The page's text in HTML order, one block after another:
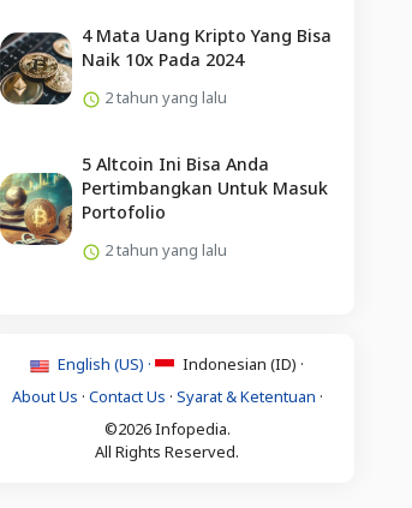
4 Mata Uang Kripto Yang Bisa
Naik 10x Pada 2024
2 tahun yang lalu
5 Altcoin Ini Bisa Anda
Pertimbangkan Untuk Masuk
Portofolio
2 tahun yang lalu
English (US) ·
Indonesian (ID) ·
About Us · Contact Us · Syarat & Ketentuan ·
©2026 Infopedia.
All Rights Reserved.